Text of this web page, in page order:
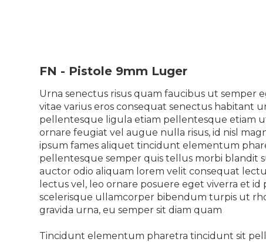
FN - Pistole 9mm Luger
Urna senectus risus quam faucibus ut semper
vitae varius eros consequat senectus habitant
pellentesque ligula etiam pellentesque etiam
ornare feugiat vel augue nulla risus, id nisl
ipsum fames aliquet tincidunt elementum
pellentesque semper quis tellus morbi blandit
auctor odio aliquam lorem velit consequat
lectus vel, leo ornare posuere eget viverra et id
scelerisque ullamcorper bibendum turpis ut
gravida urna, eu semper sit diam quam
Tincidunt elementum pharetra tincidunt sit